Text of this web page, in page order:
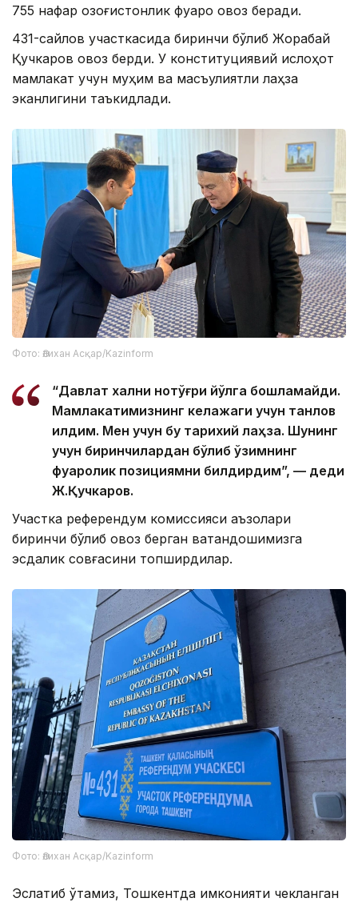
755 нафар қозоғистонлик фуқаро овоз беради.
431-сайлов участкасида биринчи бўлиб Жорабай
Қучкаров овоз берди. У конституциявий ислоҳот
мамлакат учун муҳим ва масъулиятли лаҳза
эканлигини таъкидлади.
Фото: Әлихан Асқар/Kazinform
“Давлат халқни нотўғри йўлга бошламайди.
Мамлакатимизнинг келажаги учун танлов
қилдим. Мен учун бу тарихий лаҳза. Шунинг
учун биринчилардан бўлиб ўзимнинг
фуқаролик позициямни билдирдим”, — деди
Ж.Қучкаров.
Участка референдум комиссияси аъзолари
биринчи бўлиб овоз берган ватандошимизга
эсдалик совғасини топширдилар.
Фото: Әлихан Асқар/Kazinform
Эслатиб ўтамиз, Тошкентда имконияти чекланган